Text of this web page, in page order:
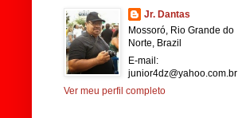
Jr. Dantas
Mossoró, Rio Grande do
Norte, Brazil
E-mail:
junior4dz@yahoo.com.br
Ver meu perfil completo